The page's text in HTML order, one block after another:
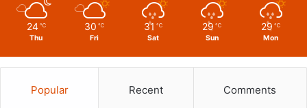
24 ℃
Thu
30 ℃
Fri
31 ℃
Sat
29 ℃
Sun
29 ℃
Mon
Popular Recent Comments